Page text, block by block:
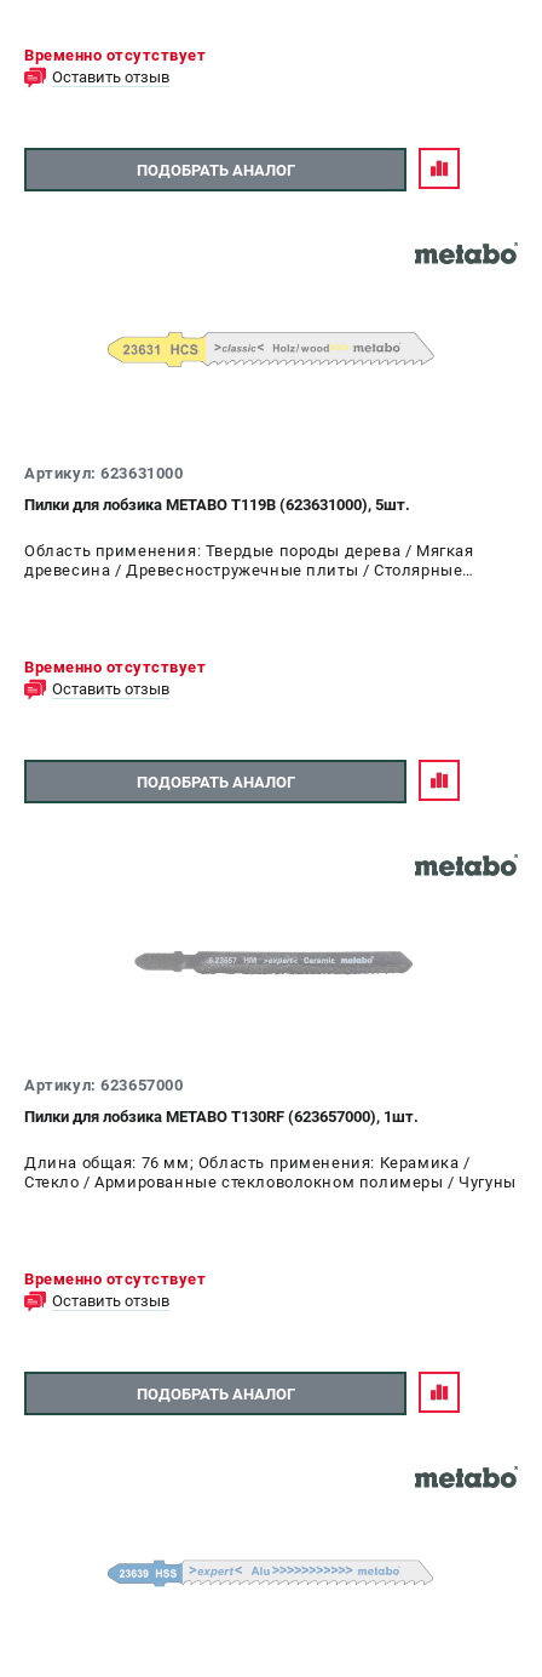
Временно отсутствует
Оставить отзыв
ПОДОБРАТЬ АНАЛОГ
Артикул: 623631000
Пилки для лобзика METABO T119B (623631000), 5шт.
Область применения: Твердые породы дерева / Мягкая
древесина / Древесностружечные плиты / Столярные
Временно отсутствует
Оставить отзыв
ПОДОБРАТЬ АНАЛОГ
Артикул: 623657000
Пилки для лобзика METABO Т130RF (623657000), 1шт.
Длина общая: 76 мм; Область применения: Керамика /
Стекло / Армированные стекловолокном полимеры / Чугуны
Временно отсутствует
Оставить отзыв
ПОДОБРАТЬ АНАЛОГ